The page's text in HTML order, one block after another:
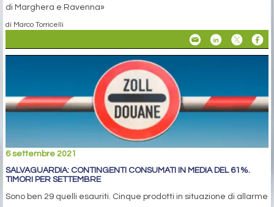
di Marghera e Ravenna»
di Marco Torricelli
6 settembre 2021
SALVAGUARDIA: CONTINGENTI CONSUMATI IN MEDIA DEL 61%.
TIMORI PER SETTEMBRE
Sono ben 29 quelli esauriti. Cinque prodotti in situazione di allarme